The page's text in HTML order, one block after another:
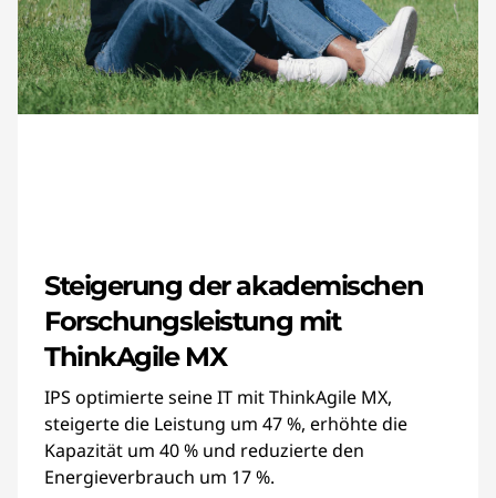
Steigerung der akademischen
Forschungsleistung mit
ThinkAgile MX
IPS optimierte seine IT mit ThinkAgile MX,
steigerte die Leistung um 47 %, erhöhte die
Kapazität um 40 % und reduzierte den
Energieverbrauch um 17 %.